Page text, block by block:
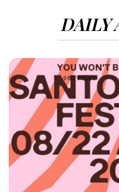
DAILY
980 VIEWS